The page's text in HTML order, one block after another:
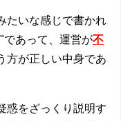
たいな感じで書かれ
であって、運営が不
方が正しい中身であ
惑をざっくり説明す